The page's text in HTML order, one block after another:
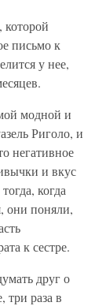
письмо к
у нее,
модной и
Риголо, и
негативное
и вкус
когда
они поняли,
к сестре.
друг о
три раза в